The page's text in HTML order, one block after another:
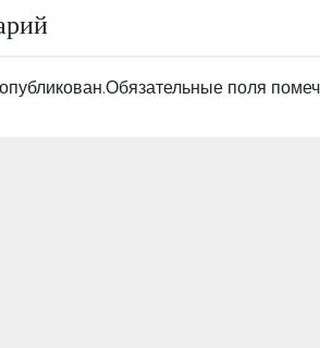
Обязательные поля